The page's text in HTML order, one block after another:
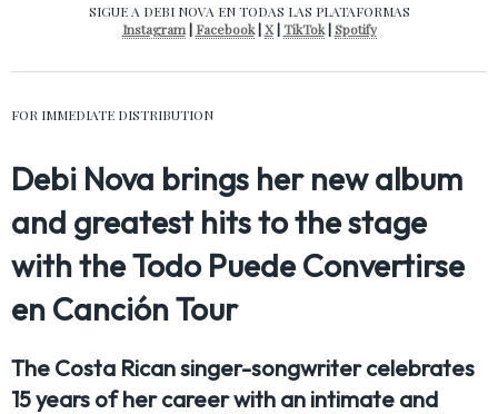
SIGUE A DEBI NOVA EN TODAS LAS PLATAFORMAS
Instagram| Facebook|X|TikTok|Spotify
FOR IMMEDIATE DISTRIBUTION
Debi Nova brings her new album
and greatest hits to the stage
with the Todo Puede Convertirse
en Canción Tour
The Costa Rican singer-songwriter celebrates
15 years of her career with an intimate and